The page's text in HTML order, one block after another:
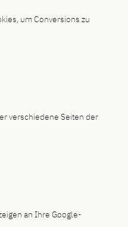
um Conversions zu
verschiedene Seiten der
an Ihre Google-